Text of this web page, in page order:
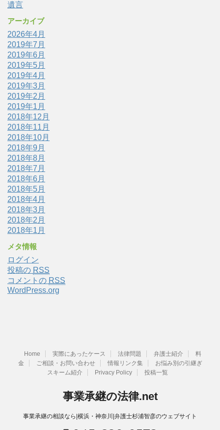
遺言
アーカイブ
2026年4月
2019年7月
2019年6月
2019年5月
2019年4月
2019年3月
2019年2月
2019年1月
2018年12月
2018年11月
2018年10月
2018年9月
2018年8月
2018年7月
2018年6月
2018年5月
2018年4月
2018年3月
2018年2月
2018年1月
メタ情報
ログイン
投稿の RSS
コメントの RSS
WordPress.org
Home 実際にあったケース 法律問題 弁護士紹介
料
金
ご相談・お問い合わせ 情報リンク集
お悩み別の引継ぎ
スキーム紹介
Privacy Policy 投稿一覧
事業承継の法律.net
事業承継の相談なら|横浜・神奈川|弁護士杉浦智彦のウェブサイト